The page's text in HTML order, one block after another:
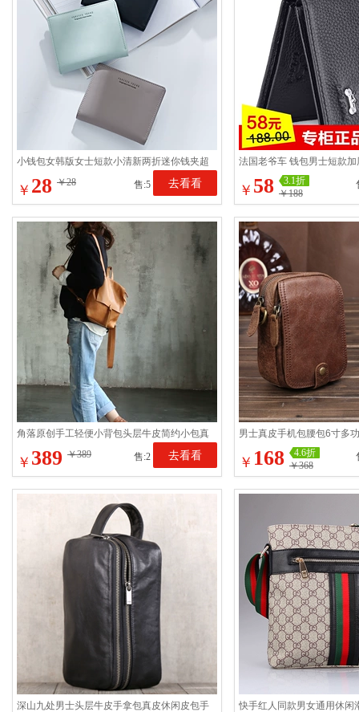
小钱包女韩版女士短款小清新两折迷你钱夹超
薄折叠多卡位简约女包
￥ 28 ￥28 售:5 去看看
法国老爷车 钱包男士短款
钱夹头层牛皮男包礼盒
￥ 58
3.1折
￥188
角落原创手工轻便小背包头层牛皮简约小包真
皮休闲双肩包2199s
￥ 389 ￥389 售:2 去看看
男士真皮手机包腰包6寸多
层牛皮手工复古斜挎包
￥ 168
4.6折
￥368
深山九处男士头层牛皮手拿包真皮休闲皮包手
快手红人同款男女通用休闲